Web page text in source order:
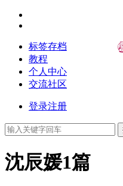
标签存档
教程
个人中心
交流社区
登录注册
沈辰媛1篇